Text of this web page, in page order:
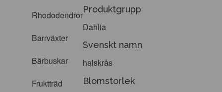
Rhododendron
Barrväxter
Bärbuskar
Fruktträd
Produktgrupp
Dahlia
Svenskt namn
halskrås
Blomstorlek